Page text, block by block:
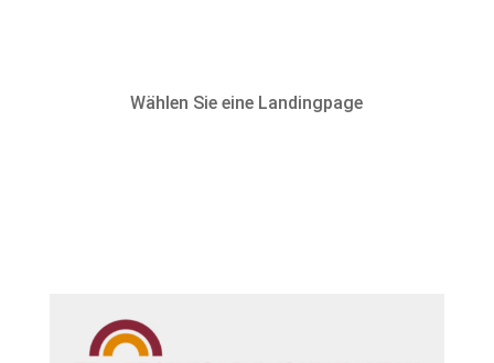
Wählen Sie eine Landingpage